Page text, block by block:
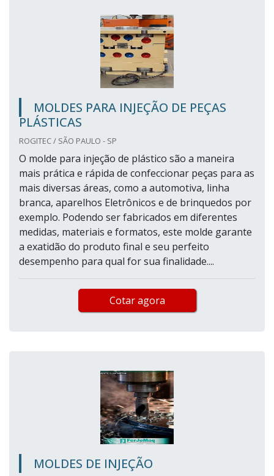
MOLDES PARA INJEÇÃO DE PEÇAS
PLÁSTICAS
ROGITEC / SÃO PAULO - SP
O molde para injeção de plástico são a maneira
mais prática e rápida de confeccionar peças para as
mais diversas áreas, como a automotiva, linha
branca, aparelhos Eletrônicos e de brinquedos por
exemplo. Podendo ser fabricados em diferentes
medidas, materiais e formatos, este molde garante
a exatidão do produto final e seu perfeito
desempenho para qual for sua finalidade....
Cotar agora
MOLDES DE INJEÇÃO